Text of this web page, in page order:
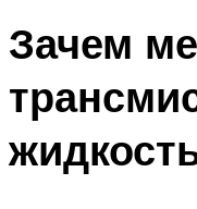
Зачем